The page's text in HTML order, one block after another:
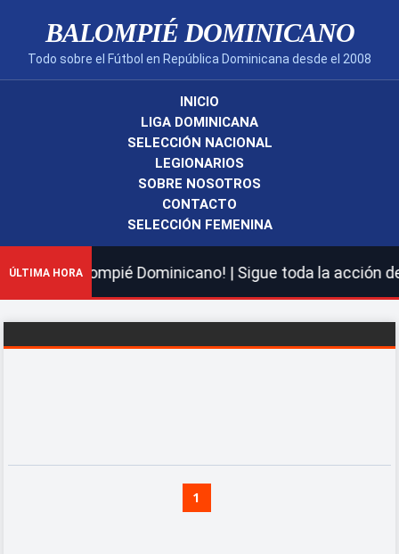
BALOMPIÉ DOMINICANO
Todo sobre el Fútbol en República Dominicana desde el 2008
INICIO
LIGA DOMINICANA
SELECCIÓN NACIONAL
LEGIONARIOS
SOBRE NOSOTROS
CONTACTO
SELECCIÓN FEMENINA
ÚLTIMA HORABalompié Dominicano! | Sigue toda la acción de
1